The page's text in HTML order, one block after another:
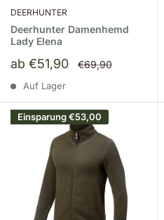
DEERHUNTER
Deerhunter Damenhemd
Lady Elena
Sonderpreis
ab €51,90 Normalpreis
€69,90
Auf Lager
Einsparung€53,00